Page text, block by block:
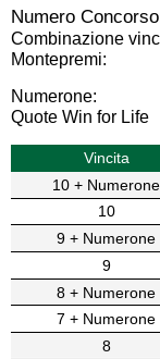
Numero
Combinazione
Montepremi:
Numerone:
Quote Win for Life
Vincita
10 + Numerone
10
9 + Numerone
9
8 + Numerone
7 + Numerone
8